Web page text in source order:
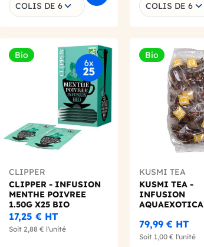
COLIS DE 6 COLIS DE 6
Bio
Add to wishlist
CLIPPER
CLIPPER - INFUSION
MENTHE POIVREE
1.50G X25 BIO
17,25 € HT
Soit 2,88 € l'unité
Bio
KUSMI TEA
KUSMI TEA -
INFUSION
AQUAEXOTICA
79,99 € HT
Soit 1,00 € l'unité